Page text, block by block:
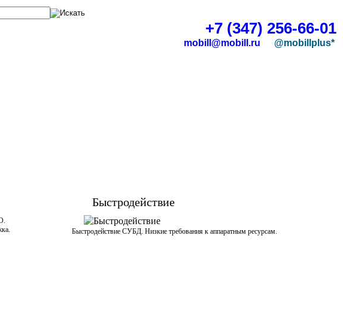
+7 (347) 256-66-01
mobill@mobill.ru @mobillplus*
Быстродействие
Быстродействие СУБД. Низкие требования к аппаратным ресурсам.